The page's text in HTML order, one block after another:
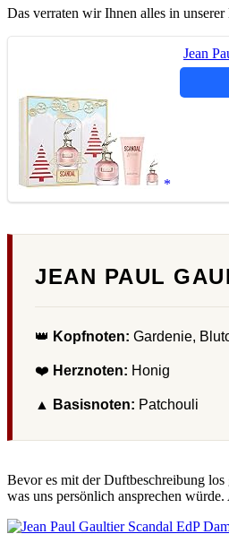
Das verraten wir Ihnen alles in
Jean
JEAN PAUL
👑 Kopfnoten: Gardenie,
❤️ Herznoten: Honig
▲ Basisnoten: Patchouli
Bevor es mit der Duftbeschreibung
was uns persönlich ansprechen